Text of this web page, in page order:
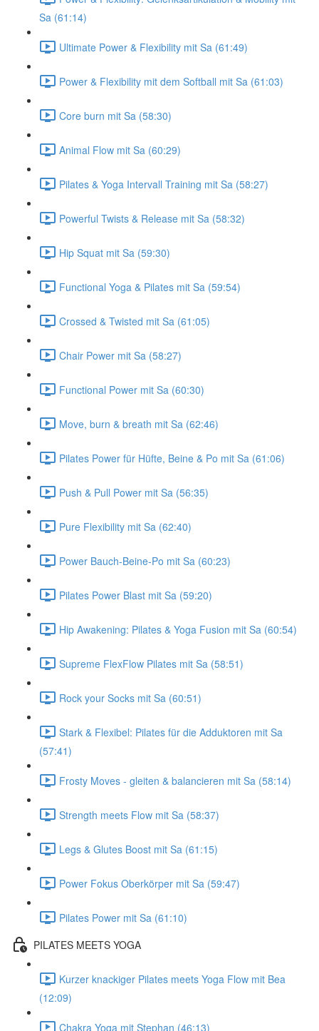
Sa (61:14)
Ultimate Power & Flexibility mit Sa (61:49)
Power & Flexibility mit dem Softball mit Sa (61:03)
Core burn mit Sa (58:30)
Animal Flow mit Sa (60:29)
Pilates & Yoga Intervall Training mit Sa (58:27)
Powerful Twists & Release mit Sa (58:32)
Hip Squat mit Sa (59:30)
Functional Yoga & Pilates mit Sa (59:54)
Crossed & Twisted mit Sa (61:05)
Chair Power mit Sa (58:27)
Functional Power mit Sa (60:30)
Move, burn & breath mit Sa (62:46)
Pilates Power für Hüfte, Beine & Po mit Sa (61:06)
Push & Pull Power mit Sa (56:35)
Pure Flexibility mit Sa (62:40)
Power Bauch-Beine-Po mit Sa (60:23)
Pilates Power Blast mit Sa (59:20)
Hip Awakening: Pilates & Yoga Fusion mit Sa (60:54)
Supreme FlexFlow Pilates mit Sa (58:51)
Rock your Socks mit Sa (60:51)
Stark & Flexibel: Pilates für die Adduktoren mit Sa
(57:41)
Frosty Moves - gleiten & balancieren mit Sa (58:14)
Strength meets Flow mit Sa (58:37)
Legs & Glutes Boost mit Sa (61:15)
Power Fokus Oberkörper mit Sa (59:47)
Pilates Power mit Sa (61:10)
PILATES MEETS YOGA
Kurzer knackiger Pilates meets Yoga Flow mit Bea
(12:09)
Chakra Yoga mit Stephan (46:13)